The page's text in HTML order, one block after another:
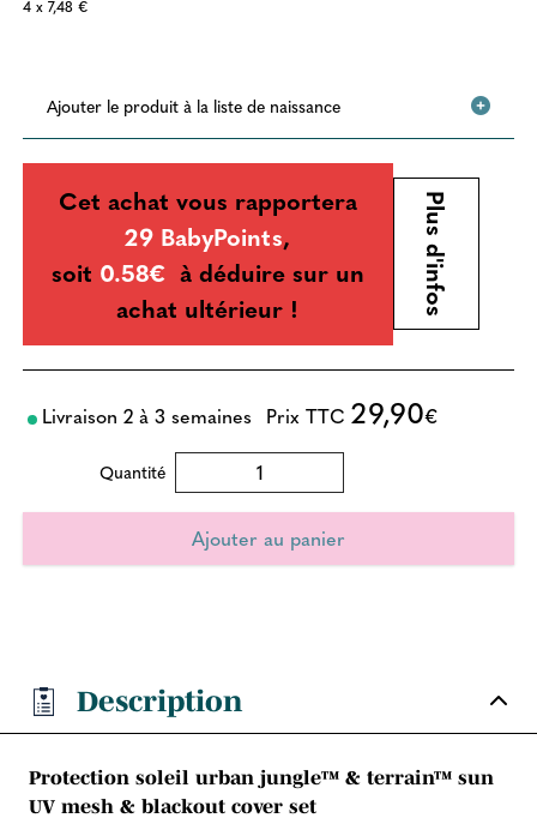
4 x 7,48 €
Ajouter le produit à la liste de naissance
Cet achat vous rapportera
29 BabyPoints,
soit 0.58€ à déduire sur un
achat ultérieur !
Plus d'infos
Livraison 2 à 3 semaines Prix TTC 29,90€
Quantité
Description
Protection soleil urban jungle™ & terrain™ sun
UV mesh & blackout cover set